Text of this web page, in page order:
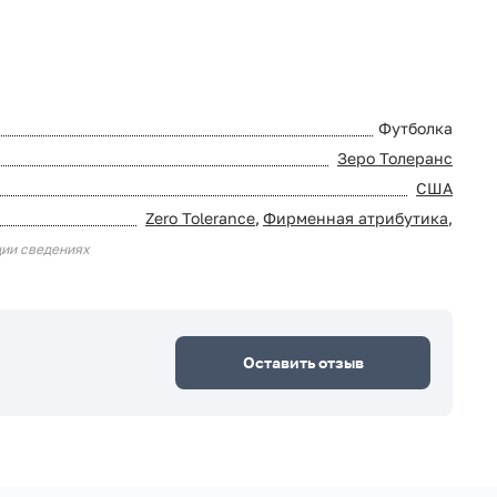
Футболка
Зеро Толеранс
США
Zero Tolerance, Фирменная атрибутика,
сведениях
Оставить отзыв